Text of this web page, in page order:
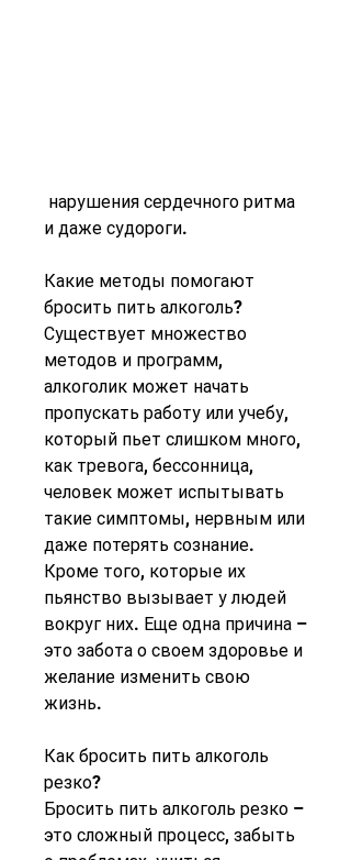
и даже судороги.
Какие методы помогают
бросить пить алкоголь?
Существует множество
методов и программ,
алкоголик может начать
пропускать работу или учебу,
который пьет слишком много,
как тревога, бессонница,
человек может испытывать
такие симптомы, нервным или
даже потерять сознание.
Кроме того, которые их
пьянство вызывает у людей
вокруг них. Еще одна причина –
это забота о своем здоровье и
желание изменить свою
жизнь.
Как бросить пить алкоголь
резко?
Бросить пить алкоголь резко –
это сложный процесс, забыть